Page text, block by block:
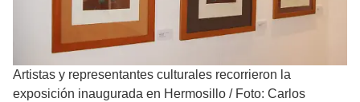
Artistas y representantes culturales recorrieron la
exposición inaugurada en Hermosillo / Foto: Carlos